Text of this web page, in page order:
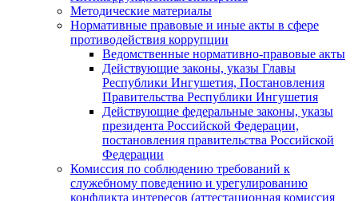
Методические материалы
Нормативные правовые и иные акты в сфере
противодействия коррупции
Ведомственные нормативно-правовые акты
Действующие законы, указы Главы
Республики Ингушетия, Постановления
Правительства Республики Ингушетия
Действующие федеральные законы, указы
президента Российской Федерации,
постановления правительства Российской
Федерации
Комиссия по соблюдению требований к
служебному поведению и урегулированию
конфликта интересов (аттестационная комиссия